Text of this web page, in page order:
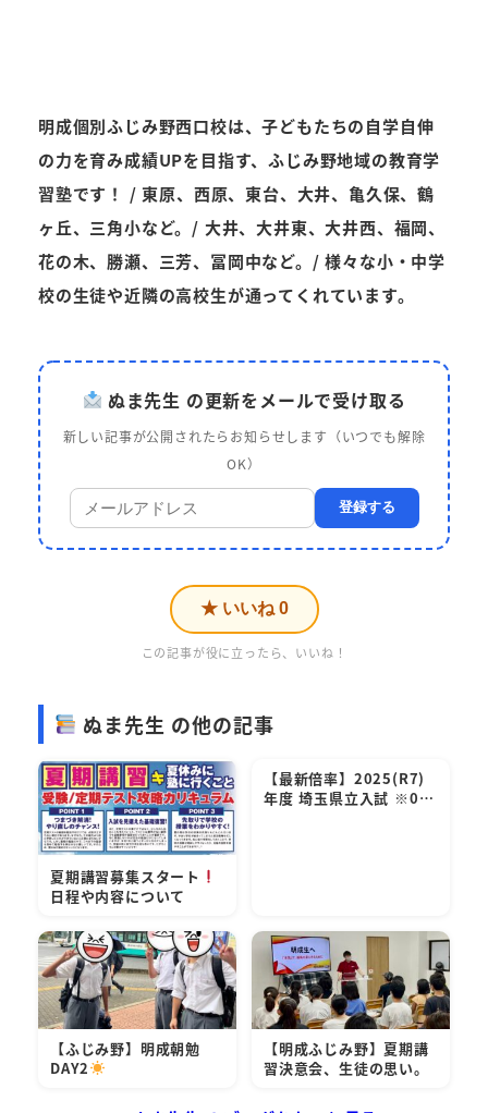
明成個別ふじみ野西口校は、子どもたちの自学自伸
の力を育み成績UPを目指す、ふじみ野地域の教育学
習塾です！ / 東原、西原、東台、大井、亀久保、鶴
ヶ丘、三角小など。/ 大井、大井東、大井西、福岡、
花の木、勝瀬、三芳、冨岡中など。/ 様々な小・中学
校の生徒や近隣の高校生が通ってくれています。
ぬま先生 の更新をメールで受け取る
新しい記事が公開されたらお知らせします（いつでも解除
OK）
登録する
★ いいね 0
この記事が役に立ったら、いいね！
ぬま先生 の他の記事
夏期講習募集スタート
日程や内容について
【最新倍率】2025(R7)
年度 埼玉県立入試 ※0…
【ふじみ野】明成朝勉
DAY2
【明成ふじみ野】夏期講
習決意会、生徒の思い。